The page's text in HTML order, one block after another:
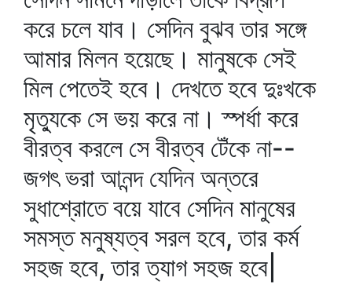
করে চলে যাব। সেদিন বুঝব তার সঙ্গে
আমার মিলন হয়েছে। মানুষকে সেই
মিল পেতেই হবে। দেখতে হবে দুঃখকে
মৃত্যুকে সে ভয় করে না। স্পর্ধা করে
বীরত্ব করলে সে বীরত্ব টেঁকে না--
জগৎ ভরা আনন্দ যেদিন অন্তরে
সুধাশ্রোতে বয়ে যাবে সেদিন মানুষের
সমস্ত মনুষ্যত্ব সরল হবে, তার কর্ম
সহজ হবে, তার ত্যাগ সহজ হবে|